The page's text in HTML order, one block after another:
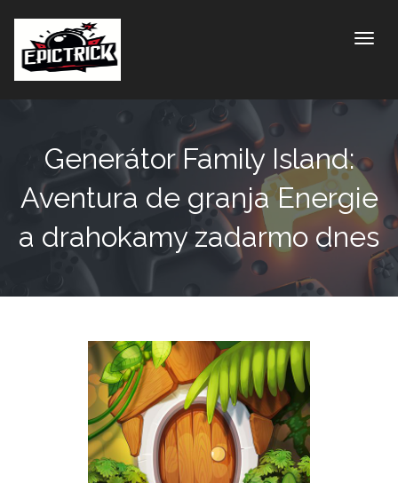
Generátor Family Island:
Aventura de granja Energie
a drahokamy zadarmo dnes